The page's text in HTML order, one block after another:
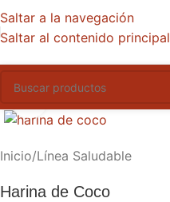
Saltar a la navegación
Saltar al contenido principal
Inicio/Línea Saludable
Harina de Coco